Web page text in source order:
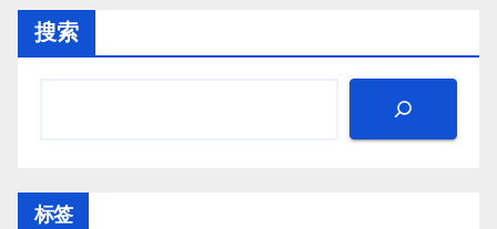
搜索
标签